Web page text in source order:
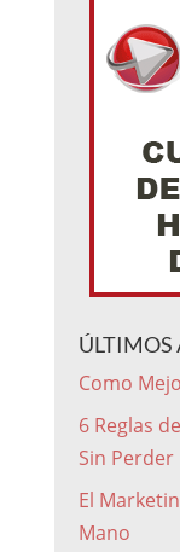
ÚLTIMOS
Como
6 Reglas
Sin Perder
El
Mano